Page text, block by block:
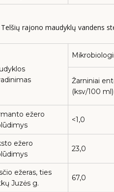
rajono maudyklų vandens
Žarniniai
(ksv/100 ml)
ežero
<1,0
ežero
23,0
ežeras, ties
Juzės g.
67,0